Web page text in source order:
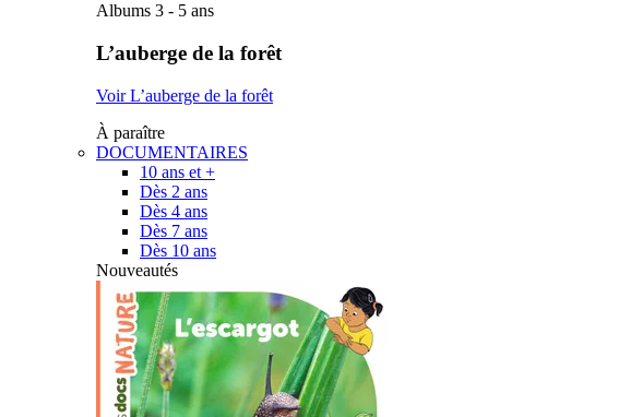
Albums 3 - 5 ans
L’auberge de la forêt
Voir L’auberge de la forêt
À paraître
DOCUMENTAIRES
10 ans et +
Dès 2 ans
Dès 4 ans
Dès 7 ans
Dès 10 ans
Nouveautés